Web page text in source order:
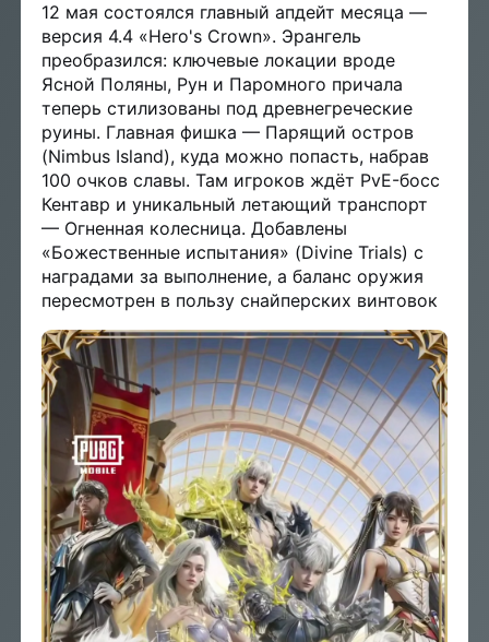
12 мая состоялся главный апдейт месяца —
версия 4.4 «Hero's Crown». Эрангель
преобразился: ключевые локации вроде
Ясной Поляны, Рун и Паромного причала
теперь стилизованы под древнегреческие
руины. Главная фишка — Парящий остров
(Nimbus Island), куда можно попасть, набрав
100 очков славы. Там игроков ждёт PvE-босс
Кентавр и уникальный летающий транспорт
— Огненная колесница. Добавлены
«Божественные испытания» (Divine Trials) с
наградами за выполнение, а баланс оружия
пересмотрен в пользу снайперских винтовок